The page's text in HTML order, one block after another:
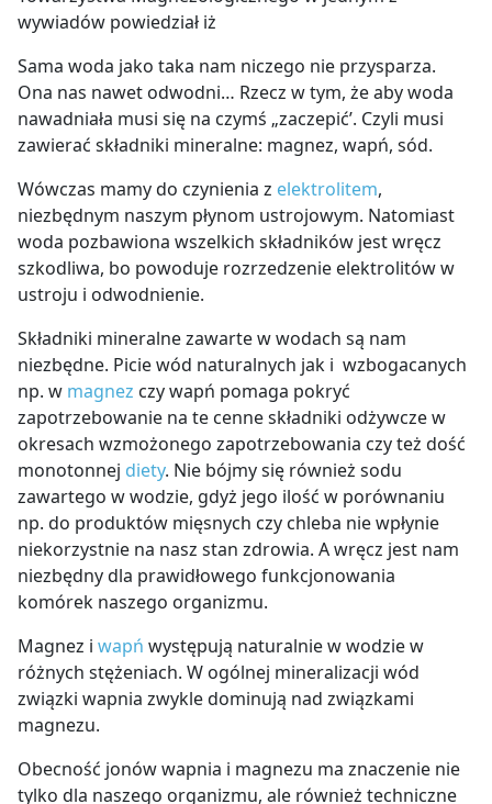
wywiadów powiedział iż
Sama woda jako taka nam niczego nie przysparza.
Ona nas nawet odwodni… Rzecz w tym, że aby woda
nawadniała musi się na czymś „zaczepić’. Czyli musi
zawierać składniki mineralne: magnez, wapń, sód.
Wówczas mamy do czynienia z elektrolitem,
niezbędnym naszym płynom ustrojowym. Natomiast
woda pozbawiona wszelkich składników jest wręcz
szkodliwa, bo powoduje rozrzedzenie elektrolitów w
ustroju i odwodnienie.
Składniki mineralne zawarte w wodach są nam
niezbędne. Picie wód naturalnych jak i wzbogacanych
np. w magnez czy wapń pomaga pokryć
zapotrzebowanie na te cenne składniki odżywcze w
okresach wzmożonego zapotrzebowania czy też dość
monotonnej diety. Nie bójmy się również sodu
zawartego w wodzie, gdyż jego ilość w porównaniu
np. do produktów mięsnych czy chleba nie wpłynie
niekorzystnie na nasz stan zdrowia. A wręcz jest nam
niezbędny dla prawidłowego funkcjonowania
komórek naszego organizmu.
Magnez i wapń występują naturalnie w wodzie w
różnych stężeniach. W ogólnej mineralizacji wód
związki wapnia zwykle dominują nad związkami
magnezu.
Obecność jonów wapnia i magnezu ma znaczenie nie
tylko dla naszego organizmu, ale również techniczne